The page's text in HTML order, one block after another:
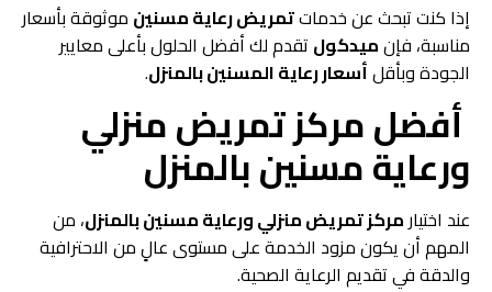
إذا كنت تبحث عن خدماتتمريض رعاية مسنين موثوقة بأسعار
مناسبة، فإنميدكول تقدم لك أفضل الحلول بأعلى معايير
الجودة وبأقلأسعار رعاية المسنين بالمنزل.
أفضل مركز تمريض منزلي
ورعاية مسنين بالمنزل
عند اختيار مركز تمريض منزلي ورعاية مسنين بالمنزل، من
المهم أن يكون مزود الخدمة على مستوى عالٍ من الاحترافية
والدقة في تقديم الرعاية الصحية.